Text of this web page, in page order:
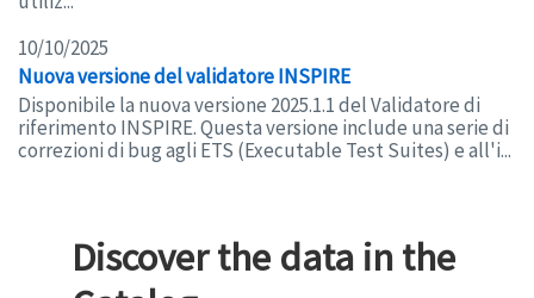
10/10/2025
Nuova versione del validatore INSPIRE
Disponibile la nuova versione 2025.1.1 del Validatore di
riferimento INSPIRE. Questa versione include una serie di
correzioni di bug agli ETS (Executable Test Suites) e all'i...
Discover the data in the